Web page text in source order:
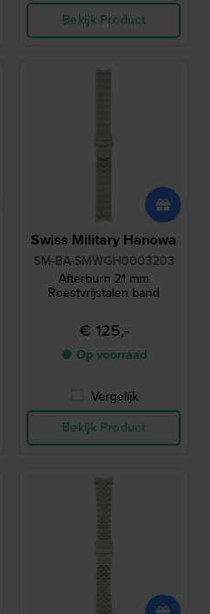
Bekijk Product
Swiss Military Hanowa
SM-BA-SMWGH0003203
Afterburn 21 mm
Roestvrijstalen band
€ 125,-
● Op voorraad
Vergelijk
Bekijk Product